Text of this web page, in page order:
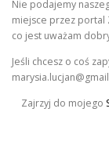
Nie podajemy
miejsce przez portal
co jest uważam
Jeśli chcesz o coś
Zajrzyj do mojego